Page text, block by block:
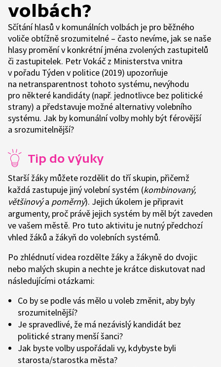
volbách?
Sčítání hlasů v komunálních volbách je pro běžného
voliče obtížně srozumitelné – často nevíme, jak se naše
hlasy promění v konkrétní jména zvolených zastupitelů
či zastupitelek. Petr Vokáč z Ministerstva vnitra
v pořadu Týden v politice (2019) upozorňuje
na netransparentnost tohoto systému, nevýhodu
pro některé kandidáty (např. jednotlivce bez politické
strany) a představuje možné alternativy volebního
systému. Jak by komunální volby mohly být férovější
a srozumitelnější?
Tip do výuky
Starší žáky můžete rozdělit do tří skupin, přičemž
každá zastupuje jiný volební systém (kombinovaný,
většinovýa poměrný). Jejich úkolem je připravit
argumenty, proč právě jejich systém by měl být zaveden
ve vašem městě. Pro tuto aktivitu je nutný předchozí
vhled žáků a žákyň do volebních systémů.
Po zhlédnutí videa rozdělte žáky a žákyně do dvojic
nebo malých skupin a nechte je krátce diskutovat nad
následujícími otázkami:
Co by se podle vás mělo u voleb změnit, aby byly
srozumitelnější?
Je spravedlivé, že má nezávislý kandidát bez
politické strany menší šanci?
Jak byste volby uspořádali vy, kdybyste byli
starosta/starostka města?